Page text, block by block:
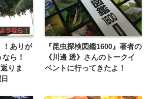
！ありが
ら！
りま
『昆虫探検図鑑1600』著者の
《川邊 透》さんのトークイ
ベントに行ってきたよ！